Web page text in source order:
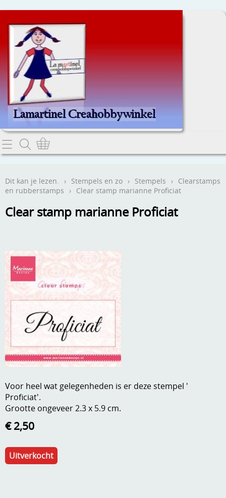
Home
Contact
Webwinkel
Aanbiedingen
Andere
Boeken en magazines
Dies om te stansen
DVD-CD
Embossen
Handige extra's
Hechtingsmaterialen
Hout , MDF, kartonmateriaal, steen
Kneedmateriaal
Verzend - en verpakkingsk
Mijn account
Info
Anders creatief
Dit kan je lezen. › Stempels en zo › Stempels › Clearstamps
en rubberstamps
› Clear stamp marianne Proficiat
Clear stamp marianne Proficiat
Voor heel wat gelegenheden is er deze stempel '
Proficiat'.
Grootte ongeveer 2.3 x 5.9 cm.
€ 2,50
Uitverkocht